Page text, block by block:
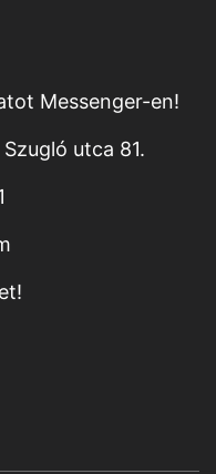
Messenger-en!
utca 81.